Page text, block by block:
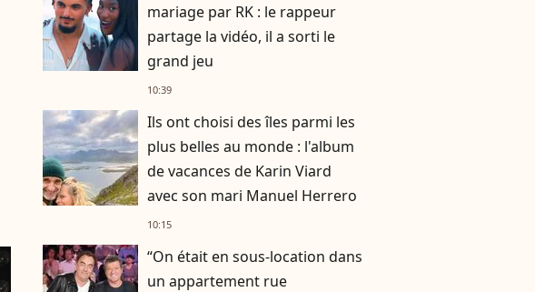
mariage par RK : le rappeur
partage la vidéo, il a sorti le
grand jeu
10:39
Ils ont choisi des îles parmi les
plus belles au monde : l'album
de vacances de Karin Viard
avec son mari Manuel Herrero
10:15
“On était en sous-location dans
un appartement rue